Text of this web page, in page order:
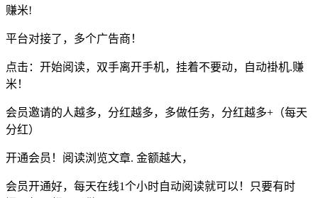
赚米!
平台对接了，多个广告商！
点击：开始阅读，双手离开手机，挂着不要动，自动褂机.赚
米！
会员邀请的人越多，分红越多，多做任务，分红越多+（每天
分红）
开通会员！阅读浏览文章. 金额越大，
会员开通好，每天在线1个小时自动阅读就可以！只要有时